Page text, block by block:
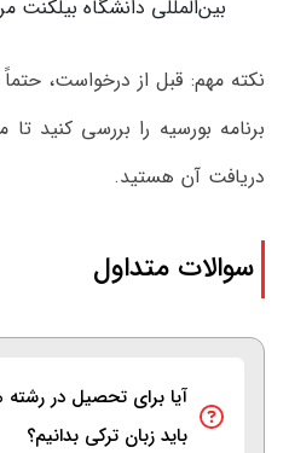
بین‌المللی دانشگاه بیلکنت
نکته مهم: قبل از درخواست،
برنامه بورسیه را بررسی کنید
دریافت آن هستید.
سوالات متداول
آیا برای تحصیل در رشته
باید زبان ترکی بدانیم؟